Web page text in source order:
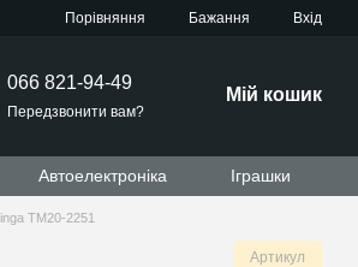
Порівняння Бажання Вхід
066 821-94-49
Передзвонити вам?
Мій кошик
Автоелектроніка Іграшки
TM20-2251
Артикул